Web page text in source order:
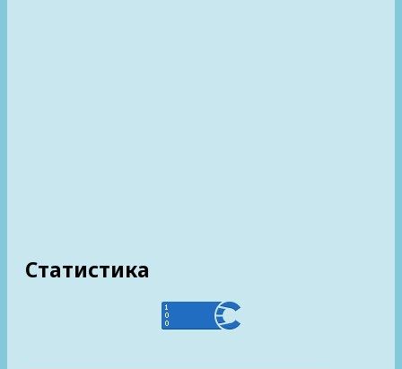
Статистика